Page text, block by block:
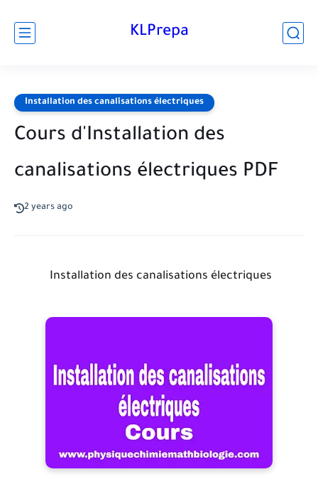
KLPrepa
Installation des canalisations électriques
Cours d'Installation des
canalisations électriques PDF
2 years ago
Installation des canalisations électriques